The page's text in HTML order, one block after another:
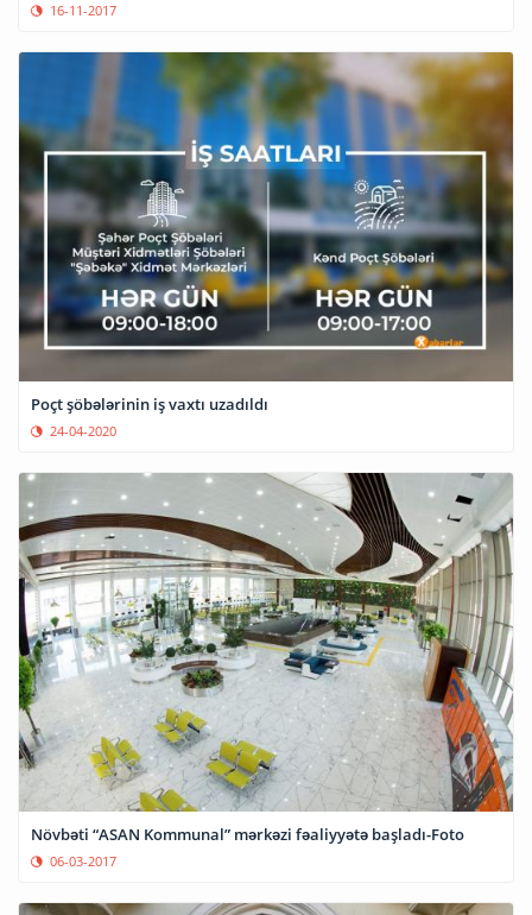
16-11-2017
Poçt şöbələrinin iş vaxtı uzadıldı
24-04-2020
Növbəti “ASAN Kommunal” mərkəzi fəaliyyətə başladı-Foto
06-03-2017